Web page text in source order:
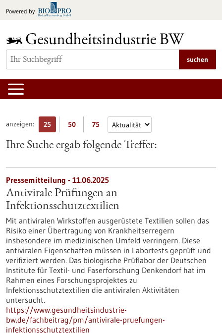
Inhalt
Powered by
suchen
anzeigen: 25 50 75
Ihre Suche ergab folgende Treffer:
Pressemitteilung - 11.06.2025
Antivirale Prüfungen an
Infektionsschutztextilien
Mit antiviralen Wirkstoffen ausgerüstete Textilien sollen das
Risiko einer Übertragung von Krankheitserregern
insbesondere im medizinischen Umfeld verringern. Diese
antiviralen Eigenschaften müssen in Labortests geprüft und
verifiziert werden. Das biologische Prüflabor der Deutschen
Institute für Textil- und Faserforschung Denkendorf hat im
Rahmen eines Forschungsprojektes zu
Infektionsschutztextilien die antiviralen Aktivitäten
untersucht.
https://www.gesundheitsindustrie-
bw.de/fachbeitrag/pm/antivirale-pruefungen-
infektionsschutztextilien